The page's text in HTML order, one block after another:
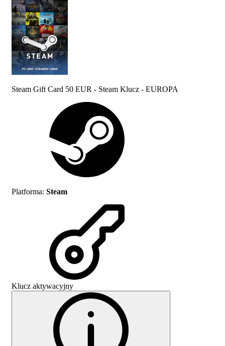
Steam Gift Card 50 EUR - Steam Klucz - EUROPA
Platforma: Steam
Klucz aktywacyjny